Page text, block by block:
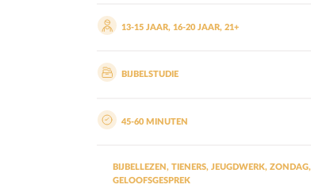
13-15 JAAR, 16-20 JAAR, 21+
BIJBELSTUDIE
45-60 MINUTEN
BIJBELLEZEN , TIENERS, JEUGDWERK, ZONDAG,
GELOOFSGESPREK